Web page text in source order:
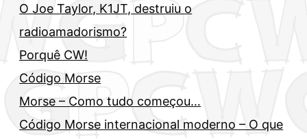
O Joe Taylor, K1JT, destruiu o
radioamadorismo?
Porquê CW!
Código Morse
Morse – Como tudo começou…
Código Morse internacional moderno – O que